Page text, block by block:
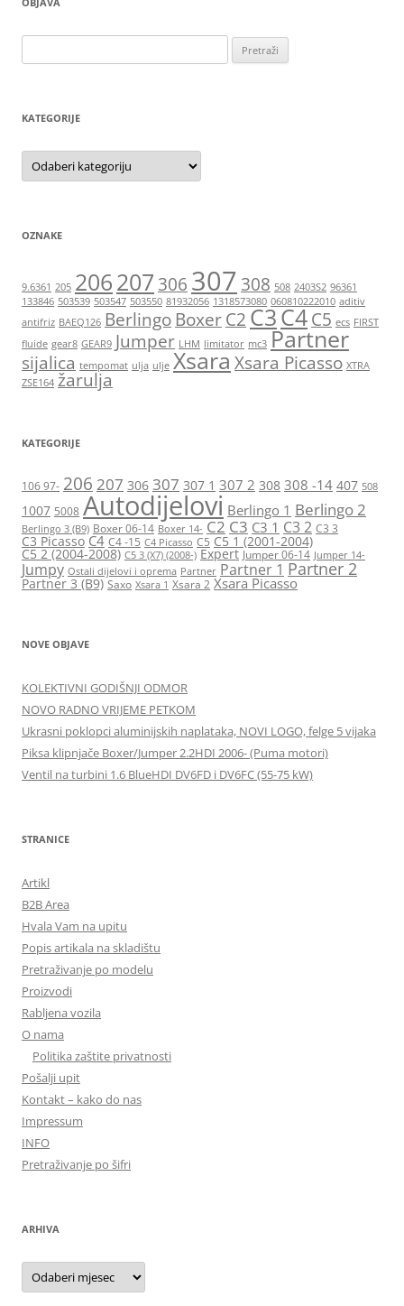
KATEGORIJE
Kategorije
OZNAKE
9.6361 205 206207 306 307 308 508 2403S2 96361
133846 503539 503547 503550 81932056 1318573080 060810222010 aditiv
antifriz BAEQ126 Berlingo BoxerC2 C3C4C5 ecs FIRST
fluide gear8 GEAR9 Jumper LHM limitator mc3 Partner
sijalica tempomat ulja ulje Xsara Xsara Picasso XTRA
ZSE164 žarulja
KATEGORIJE
106 97- 206 207 306 307 307 1 307 2 308 308 -14 407 508
1007 5008 Autodijelovi Berlingo 1 Berlingo 2
Berlingo 3 (B9) Boxer 06-14 Boxer 14- C2 C3 C3 1 C3 2 C3 3
C3 Picasso C4 C4 -15 C4 Picasso C5 C5 1 (2001-2004)
C5 2 (2004-2008) C5 3 (X7) (2008-) Expert Jumper 06-14 Jumper 14-
Jumpy Ostali dijelovi i oprema Partner Partner 1 Partner 2
Partner 3 (B9) Saxo Xsara 1 Xsara 2 Xsara Picasso
NOVE OBJAVE
KOLEKTIVNI GODIŠNJI ODMOR
NOVO RADNO VRIJEME PETKOM
Ukrasni poklopci aluminijskih naplataka, NOVI LOGO, felge 5 vijaka
Piksa klipnjače Boxer/Jumper 2.2HDI 2006- (Puma motori)
Ventil na turbini 1.6 BlueHDI DV6FD i DV6FC (55-75 kW)
STRANICE
Artikl
B2B Area
Hvala Vam na upitu
Popis artikala na skladištu
Pretraživanje po modelu
Proizvodi
Rabljena vozila
O nama
Politika zaštite privatnosti
Pošalji upit
Kontakt – kako do nas
Impressum
INFO
Pretraživanje po šifri
ARHIVA
Arhiva